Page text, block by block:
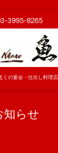
3995-8265
くの宴会・仕出し料理店
知らせ